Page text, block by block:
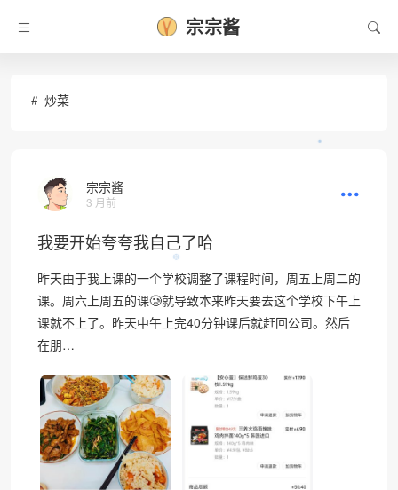
宗宗酱
炒菜
宗宗酱
3 月前
我要开始夸夸我自己了哈
昨天由于我上课的一个学校调整了课程时间，周五上周二的
课。周六上周五的课🥲就导致本来昨天要去这个学校下午上
课就不上了。昨天中午上完40分钟课后就赶回公司。然后
在朋…